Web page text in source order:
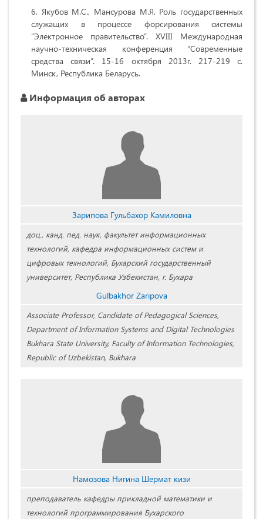
Якубов М.С., Мансурова М.Я. Роль государственных
служащих в процессе форсирования системы
“Электронное правительство”. XVIII Международная
научно-техническая конференция “Современные
средства связи”. 15-16 октября 2013г. 217-219 с.
Минск, Республика Беларусь.
Информация об авторах
Зарипова Гульбахор Камиловна
доц., канд. пед. наук, факультет информационных
технологий, кафедра информационных систем и
цифровых технологий, Бухарский государственный
университет, Республика Узбекистан, г. Бухара
Gulbakhor Zaripova
Associate Professor, Candidate of Pedagogical Sciences,
Department of Information Systems and Digital Technologies
Bukhara State University, Faculty of Information Technologies,
Republic of Uzbekistan, Bukhara
Намозова Нигина Шермат кизи
преподаватель кафедры прикладной математики и
технологий программирования Бухарского